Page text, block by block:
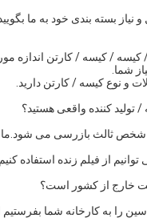
بسته بندی خود به ما بگویید.
شخص ثالث بازرسی می شود.ما
از فیلم زنده استفاده
را به کارخانه شما